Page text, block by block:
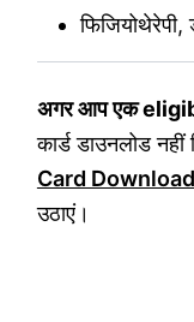
अगर आप एक
कार्ड डाउनलोड
Card Download
उठाएं।